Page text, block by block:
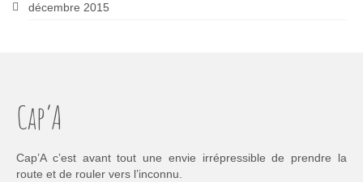
décembre 2015
Cap’A
Cap’A c’est avant tout une envie irrépressible de prendre la
route et de rouler vers l’inconnu.